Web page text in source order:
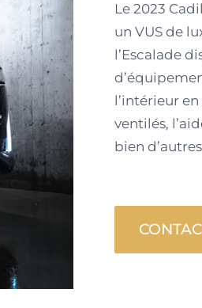
Le 2023
un VUS de
l’Escalade
l’intérieur
ventilés,
bien